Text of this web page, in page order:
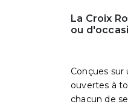
La Croix
ou
Conçues sur
ouvertes à
chacun de